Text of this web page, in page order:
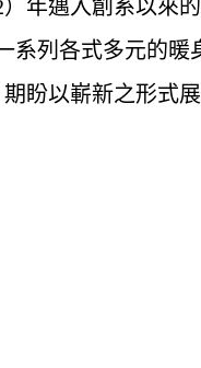
年邁入創系以來
列各式多元的
盼以嶄新之形